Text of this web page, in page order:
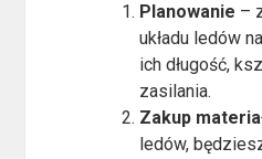
Planowanie –
układu ledów
ich długość,
zasilania.
Zakup
ledów,